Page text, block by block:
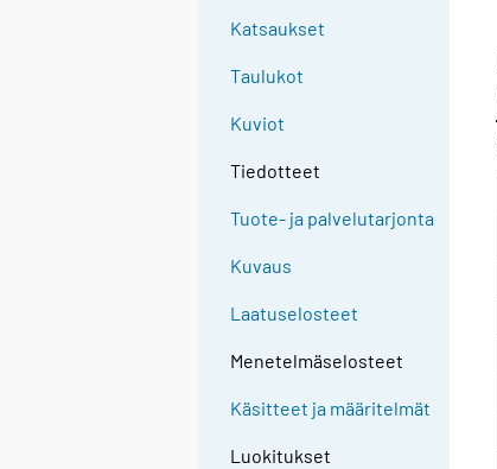
Katsaukset
Taulukot
Kuviot
Tiedotteet
Tuote- ja palvelutarjonta
Kuvaus
Laatuselosteet
Menetelmäselosteet
Käsitteet ja määritelmät
Luokitukset